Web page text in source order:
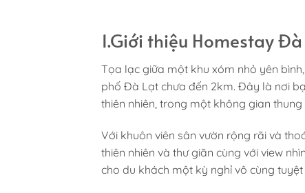
1.Giới thiệu Homestay
Tọa lạc giữa một khu xóm nhỏ yên
phố Đà Lạt chưa đến 2km. Đây là nơi
thiên nhiên, trong một không gian
Với khuôn viên sân vườn rộng rãi và
thiên nhiên và thư giãn cùng với view
cho du khách một kỳ nghỉ vô cùng